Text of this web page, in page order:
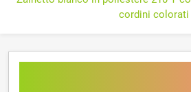
cordini colorati